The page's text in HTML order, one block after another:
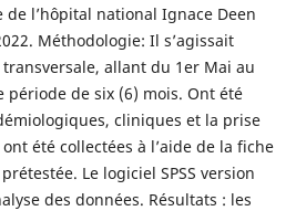
l’hôpital national Ignace Deen
Méthodologie: Il s’agissait
allant du 1er Mai au
période de six (6) mois. Ont été
cliniques et la prise
été collectées à l’aide de la fiche
Le logiciel SPSS version
des données. Résultats : les